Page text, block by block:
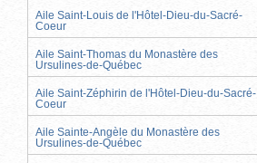
Aile Saint-Louis de l'Hôtel-Dieu-du-Sacré-
Coeur
Aile Saint-Thomas du Monastère des
Ursulines-de-Québec
Aile Saint-Zéphirin de l'Hôtel-Dieu-du-Sacré-
Coeur
Aile Sainte-Angèle du Monastère des
Ursulines-de-Québec